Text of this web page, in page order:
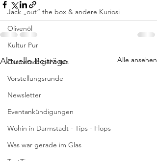
Jack „out“ the box & andere Kuriosi
Olivenöl
Kultur Pur
Darmstadt geht aus
Vorstellungsrunde
Newsletter
Eventankündigungen
Wohin in Darmstadt - Tips - Flops
Was war gerade im Glas
Aktuelle Beiträge Alle ansehen